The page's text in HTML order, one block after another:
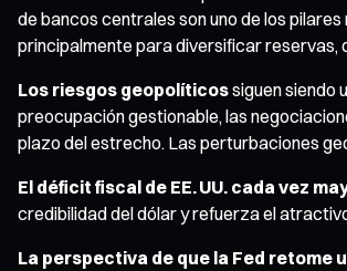
de bancos centrales son uno de los
principalmente para diversificar reservas,
Los riesgos geopolíticossiguen siendo
preocupación gestionable, las
plazo del estrecho. Las perturbaciones
El déficit fiscal de EE. UU. cada vez
credibilidad del dólar y refuerza el
La perspectiva de que la Fed retome